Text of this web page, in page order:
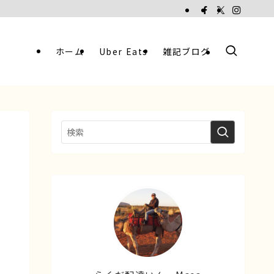
ホーム Uber Eats 雑記ブログ